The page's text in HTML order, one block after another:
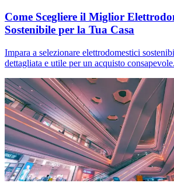
Come Scegliere il Miglior
Sostenibile per la Tua Casa
Impara a selezionare elettrodomestici
dettagliata e utile per un acquisto consapevole.